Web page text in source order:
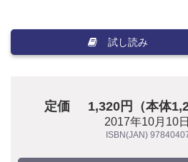
試し読み
定価 1,320円（本体
2017年10月10
ISBN(JAN)